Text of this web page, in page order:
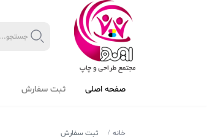
صفحه اصلی ثبت سفارش
خانه ثبت سفارش